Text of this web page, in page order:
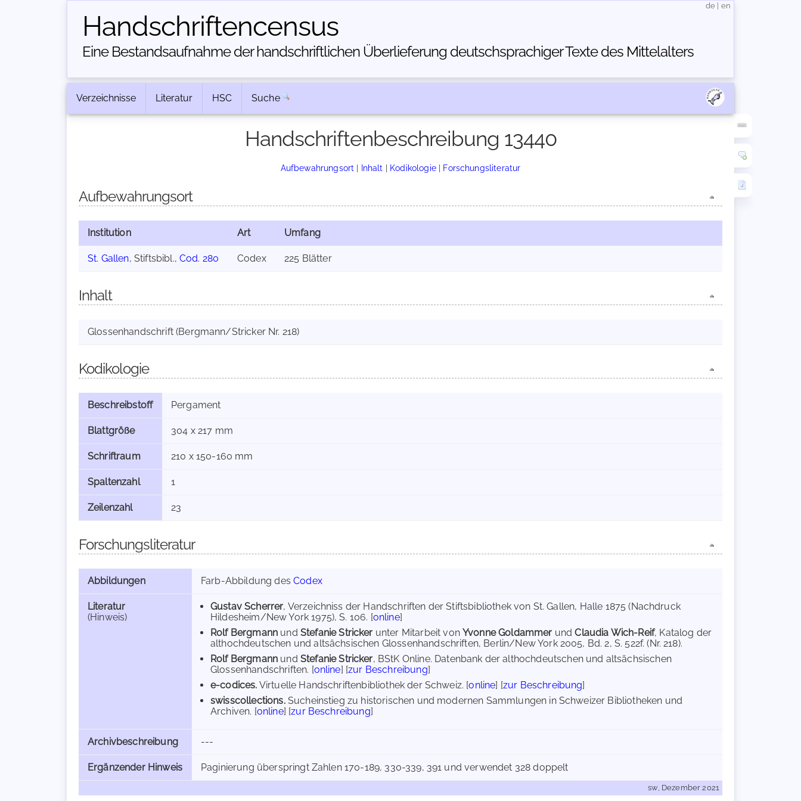
Handschriften­census
Eine Bestandsaufnahme der handschriftlichen Über­lieferung deutschsprachiger Texte des Mittelalters
de en
Verzeichnisse Literatur HSC Suche
Handschriftenbeschreibung 13440
Aufbewahrungsort | Inhalt | Kodikologie| Forschungsliteratur
Aufbewahrungsort
Institution Art Umfang
St. Gallen, Stiftsbibl.,Cod. 280 Codex 225 Blätter
Inhalt
Glossenhandschrift (Bergmann/Stricker Nr. 218)
Kodikologie
Beschreibstoff Pergament
Blattgröße 304 x 217 mm
Schriftraum 210 x 150-160 mm
Spaltenzahl 1
Zeilenzahl 23
Forschungsliteratur
Abbildungen Farb-Abbildung desCodex
Literatur
(Hinweis)
Gustav Scherrer, Verzeichniss der Handschriften der Stiftsbibliothek von St. Gallen, Halle 1875 (Nachdruck
Hildesheim/New York 1975), S. 106. [online]
Rolf Bergmann und Stefanie Stricker unter Mitarbeit vonYvonne Goldammer undClaudia Wich-Reif, Katalog der
althochdeutschen und altsächsischen Glossenhandschriften, Berlin/New York 2005, Bd. 2, S. 522f. (Nr. 218).
Rolf Bergmann und Stefanie Stricker, BStK Online. Datenbank der althochdeutschen und altsächsischen
Glossenhandschriften. [online] [zur Beschreibung]
e-codices. Virtuelle Handschriftenbibliothek der Schweiz. [online] [zur Beschreibung]
swisscollections.Sucheinstieg zu historischen und modernen Sammlungen in Schweizer Bibliotheken und
Archiven. [online] [zur Beschreibung]
Archivbeschreibung ---
Ergänzender Hinweis Paginierung überspringt Zahlen 170-189, 330-339, 391 und verwendet 328 doppelt
sw, Dezember 2021